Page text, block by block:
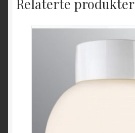
Relaterte produkter